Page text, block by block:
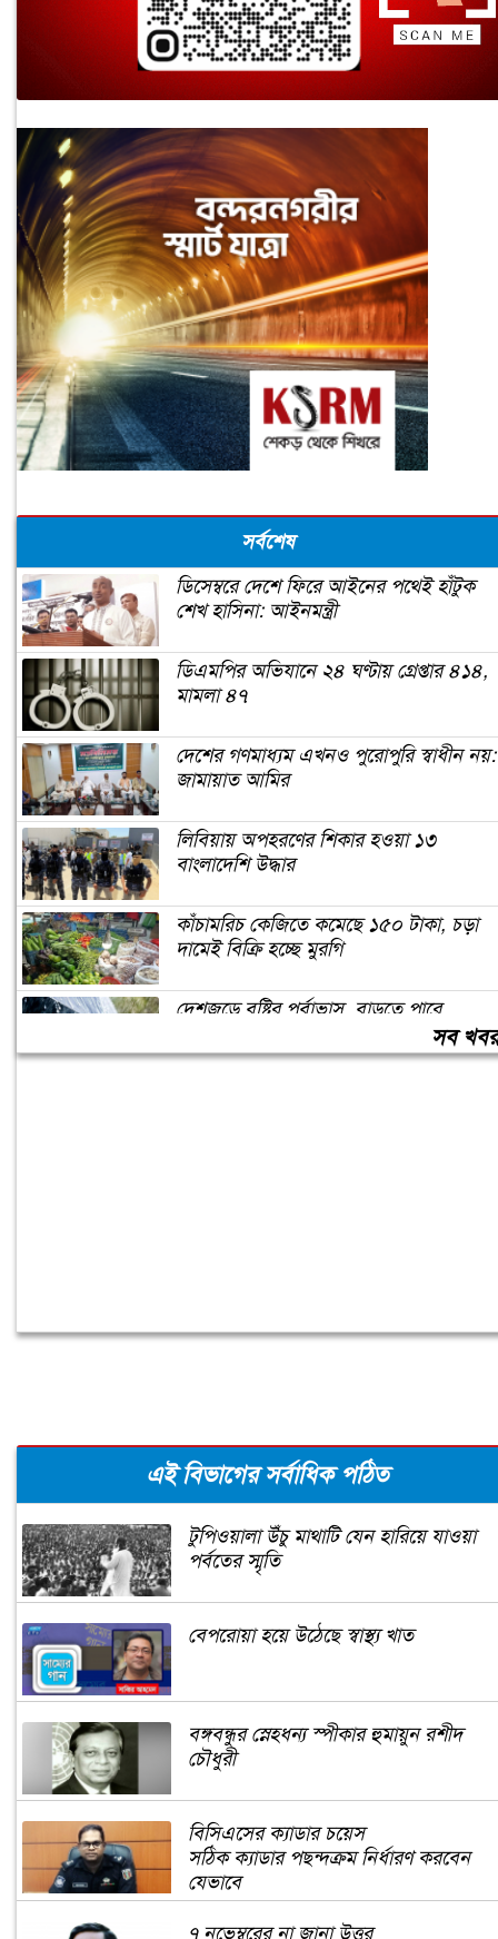
সর্বশেষ
ডিসেম্বরে দেশে ফিরে আইনের পথেই হাঁটুক
শেখ হাসিনা: আইনমন্ত্রী
ডিএমপির অভিযানে ২৪ ঘণ্টায় গ্রেপ্তার ৪১৪,
মামলা ৪৭
দেশের গণমাধ্যম এখনও পুরোপুরি স্বাধীন নয়:
জামায়াত আমির
লিবিয়ায় অপহরণের শিকার হওয়া ১৩
বাংলাদেশি উদ্ধার
কাঁচামরিচ কেজিতে কমেছে ১৫০ টাকা, চড়া
দামেই বিক্রি হচ্ছে মুরগি
দেশজুড়ে বৃষ্টির পূর্বাভাস, বাড়তে পারে
সব
এই বিভাগের সর্বাধিক পঠিত
টুপিওয়ালা উঁচু মাথাটি যেন হারিয়ে যাওয়া
পর্বতের স্মৃতি
বেপরোয়া হয়ে উঠেছে স্বাস্থ্য খাত
বঙ্গবন্ধুর স্নেহধন্য স্পীকার হুমায়ুন রশীদ
চৌধুরী
বিসিএসের ক্যাডার চয়েস
সঠিক ক্যাডার পছন্দক্রম নির্ধারণ করবেন
যেভাবে